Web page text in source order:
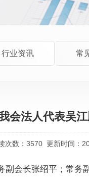
行业资讯 常
会法人代表吴
次数： 3570 更新时间：
会长张绍平；常